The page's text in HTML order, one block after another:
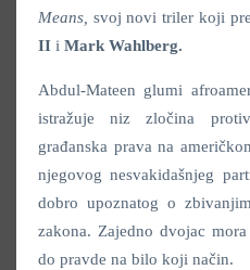
Means, svoj novi triler koji
II i Mark Wahlberg.
Abdul-Mateen glumi
istražuje niz zločina
građanska prava na
njegovog nesvakidašnjeg
dobro upoznatog o
zakona. Zajedno dvojac
do pravde na bilo koji način.